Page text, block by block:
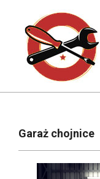
content
NavigationGaraż chojnice